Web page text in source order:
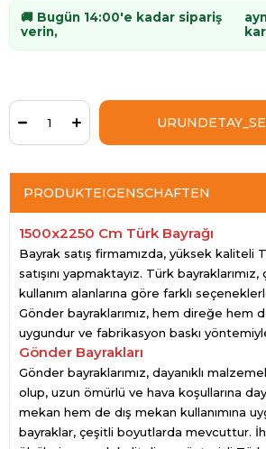
🚚 Bugün 14:00'e kadar sipariş
verin,
PRODUKTEIGENSCHAFTEN
1500x2250 Cm Türk Bayrağı
Bayrak satış firmamızda, yüksek kaliteli
satışını yapmaktayız. Türk
kullanım alanlarına göre farklı
Gönder bayraklarımız, hem direğe hem
uygundur ve fabrikasyon baskı
Gönder Bayrakları
Gönder bayraklarımız, dayanıklı
olup, uzun ömürlü ve hava koşullarına
mekan hem de dış mekan kullanımına
bayraklar, çeşitli boyutlarda mevcuttur.